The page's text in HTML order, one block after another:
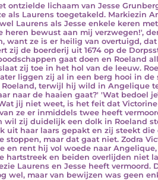
ontzielde lichaam van Jesse
als Laurens toegetakeld. Markiezin
Laurens als Jesse enkele keren
bewust aan mij verzwegen!',
want ze is er heilig van overtuigd,
zij de boerderij uit 1674 op de
gaat doen en Roeland
zij toe in het hol van de leeuw.
liggen zij al in een berg hooi in de
terwijl hij wild in Angelique
naar de haaien gaat?' 'Wat bedoel
jij niet weet, is het feit dat
ze er inmiddels twee heeft
wil zij duidelijk een dolk in Roeland
uit haar laars gepakt en zij steekt
stoppen, maar dat gaat niet. Zodra
en rent hij vol woede naar
hartstreek en beiden overlijden niet
Laurens en Jesse heeft vermoord.
wel, maar van bewijzen was geen